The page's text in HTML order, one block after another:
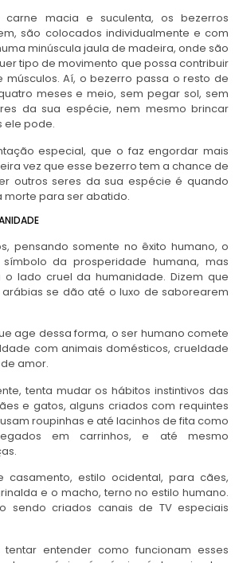
carne macia e suculenta, os bezerros
são colocados individualmente e com
minúscula jaula de madeira, onde são
tipo de movimento que possa contribuir
músculos.Aí, o bezerro passa o resto de
meses e meio, sem pegar sol, sem
da sua espécie, nem mesmo brincar
ele pode.
especial, que o faz engordar mais
vez que esse bezerro tem a chance de
outros seres da sua espécie é quando
para ser abatido.
pensando somente no êxito humano, o
da prosperidade humana, mas
lado cruel da humanidade. Dizem que
se dão até o luxo de saborearem
age dessa forma, o ser humano comete
com animais domésticos, crueldade
amor.
tenta mudar os hábitos instintivos das
e gatos, alguns criados com requintes
roupinhas e até lacinhos de fita como
em carrinhos, e até mesmo
casamento, estilo ocidental, para cães,
e o macho, terno no estilo humano.
sendo criados canais de TV especiais
entender como funcionam esses